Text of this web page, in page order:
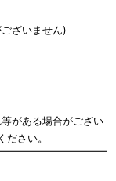
ざいません)
がある場合がござい
さい。